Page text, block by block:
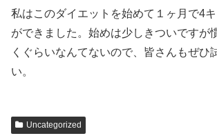
私はこのダイエットを始めて１ヶ月で4
ができました。始めは少しきついですが
くぐらいなんてないので、皆さんもぜひ
い。
Uncategorized